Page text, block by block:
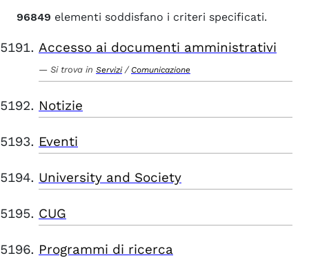
96849 elementi soddisfano i criteri specificati.
Accesso ai documenti amministrativi
Si trova in Servizi / Comunicazione
Notizie
Eventi
University and Society
CUG
Programmi di ricerca